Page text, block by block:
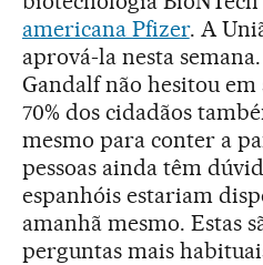
americana Pfizer. A
aprová-la nesta
Gandalf não hesitou em
70% dos cidadãos
mesmo para conter a
pessoas ainda têm
espanhóis estariam
amanhã mesmo. Estas
perguntas mais